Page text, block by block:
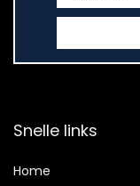
Snelle links
Home